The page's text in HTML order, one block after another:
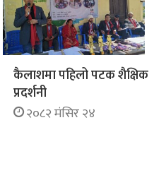
कैलाशमा पहिलो पटक शैक्षिक
प्रदर्शनी
२०८२ मंसिर २४